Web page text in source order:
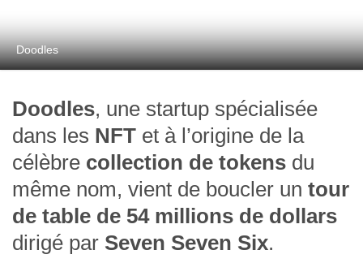
Doodles
Doodles, une startup spécialisée
dans les NFT et à l’origine de la
célèbre collection de tokens du
même nom, vient de boucler un tour
de table de 54 millions de dollars
dirigé par Seven Seven Six.